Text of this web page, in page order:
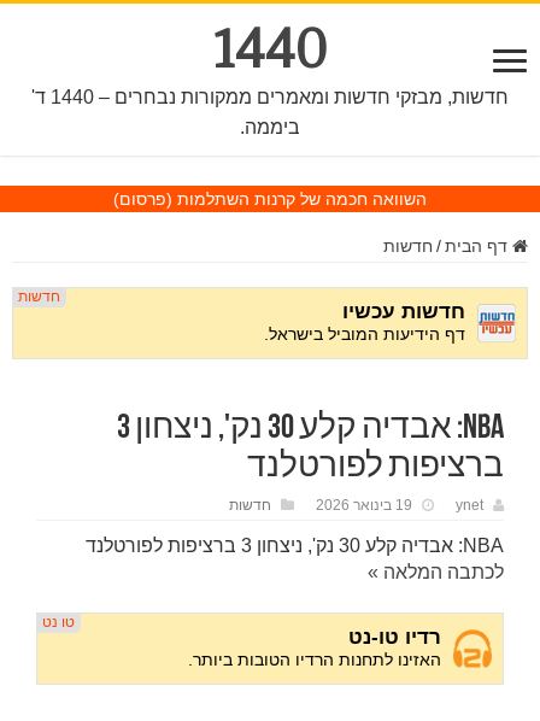
1440
חדשות, מבזקי חדשות ומאמרים ממקורות נבחרים – 1440 ד'
ביממה.
השוואה חכמה של קרנות השתלמות (פרסום)
דף הבית / חדשות
NBA: אבדיה קלע 30 נק', ניצחון 3
ברציפות לפורטלנד
ynet 19 בינואר 2026 חדשות
NBA: אבדיה קלע 30 נק', ניצחון 3 ברציפות לפורטלנד
לכתבה המלאה »